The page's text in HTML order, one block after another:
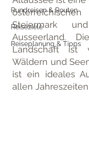
Rundreisen & Routen
Reiseziele
Reiseplanung & Tipps
Steiermark
Ausseerland.
Landschaft ist
Wäldern und
ist ein ideales
allen